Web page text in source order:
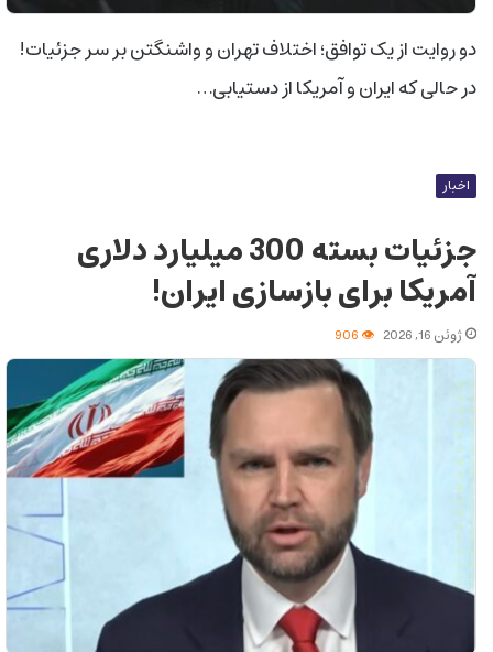
دو روایت از یک توافق؛ اختلاف تهران و واشنگتن بر سر جزئیات!
در حالی که ایران و آمریکا از دستیابی…
اخبار
جزئیات بسته 300 میلیارد دلاری
آمریکا برای بازسازی ایران!
ژوئن 16, 2026